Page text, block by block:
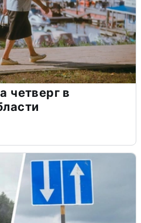
четверг в